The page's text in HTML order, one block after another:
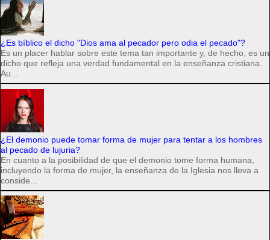
¿Es bíblico el dicho "Dios ama al pecador pero odia el pecado"?
Es un placer hablar sobre este tema tan importante y, de hecho, es un
dicho que refleja una verdad fundamental en la enseñanza cristiana.
Au...
¿El demonio puede tomar forma de mujer para tentar a los hombres
al pecado de lujuria?
En cuanto a la posibilidad de que el demonio tome forma humana,
incluyendo la forma de mujer, la enseñanza de la Iglesia nos lleva a
conside...